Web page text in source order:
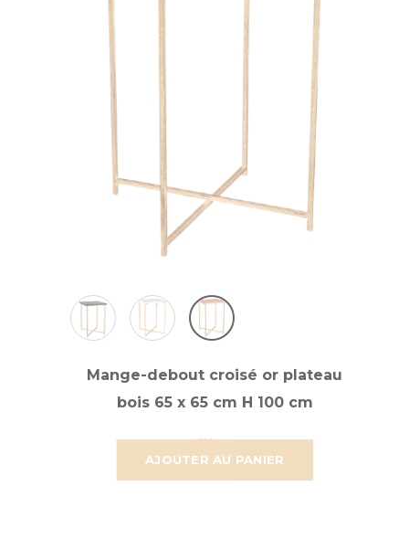
AJOUTER AU PANIER
Mange-debout croisé or plateau
bois 65 x 65 cm H 100 cm
47,251 € 39,376 €